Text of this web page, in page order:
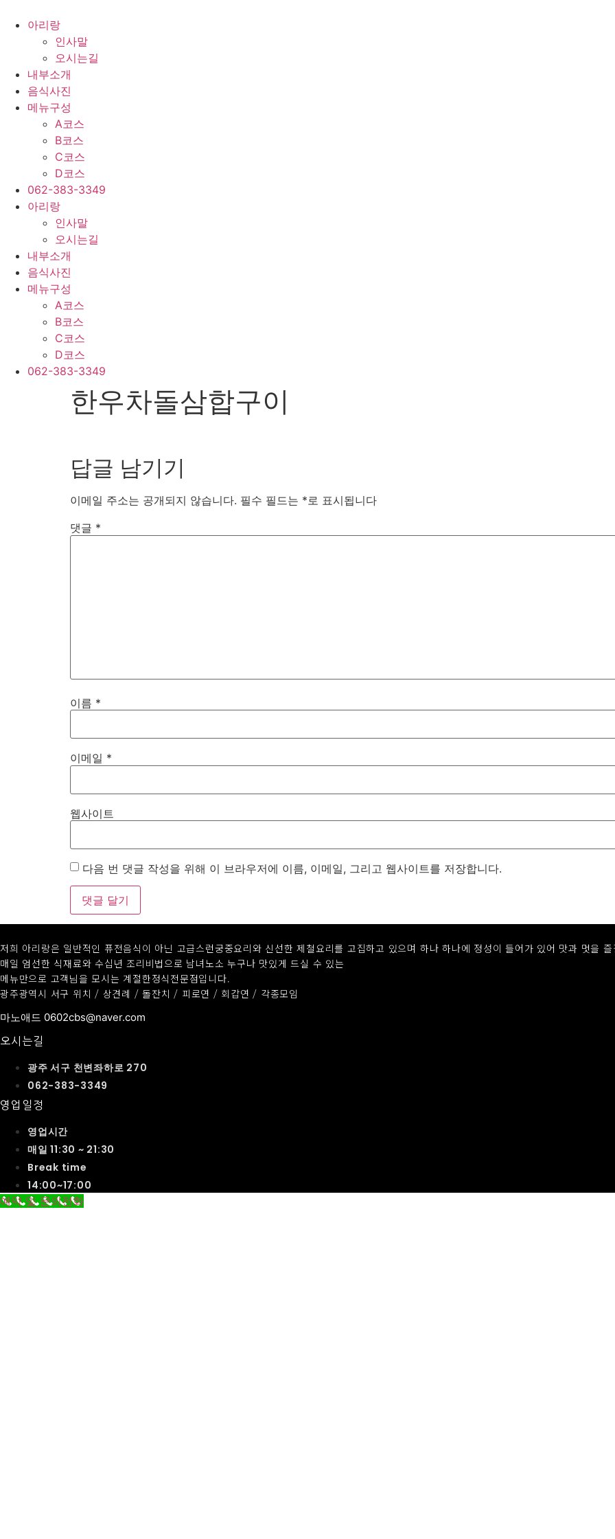
아리랑
인사말
오시는길
내부소개
음식사진
메뉴구성
A코스
B코스
C코스
D코스
062-383-3349
아리랑
인사말
오시는길
내부소개
음식사진
메뉴구성
A코스
B코스
C코스
D코스
062-383-3349
한우차돌삼합구이
답글 남기기
이메일 주소는 공개되지 않습니다. 필수 필드는 *로 표시됩니다
댓글 *
이름 *
이메일 *
웹사이트
다음 번 댓글 작성을 위해 이 브라우저에 이름, 이메일, 그리고 웹사이트를 저장합니다.
저희 아리랑은 일반적인 퓨전음식이 아닌 고급스런궁중요리와 신선한 제철요리를 고집하고 있으며 하나 하나에 정성이 들어가 있어 맛과 멋을
매일 엄선한 식재료와 수십년 조리비법으로 남녀노소 누구나 맛있게 드실 수 있는
메뉴만으로 고객님을 모시는 계절한정식전문점입니다.
광주광역시 서구 위치 / 상견례 / 돌잔치 / 피로연 / 회갑연 / 각종모임
마노애드 0602cbs@naver.com
오시는길
광주 서구 천변좌하로 270
062-383-3349
영업일정
영업시간
매일 11:30 ~ 21:30
Break time
14:00~17:00
예약 및 문의전화